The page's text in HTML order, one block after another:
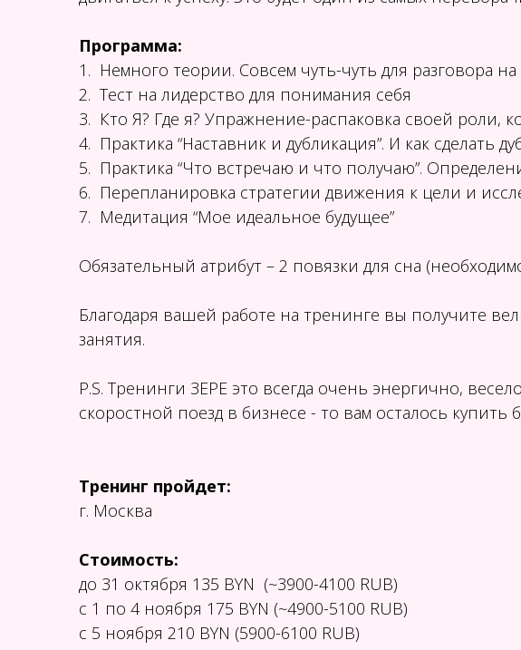
Программа:
1. Немного теории. Совсем чуть-чуть для разговора
2. Тест на лидерство для понимания себя
3. Кто Я? Где я? Упражнение-распаковка своей роли,
4. Практика “Наставник и дубликация”. И как сделать
5. Практика “Что встречаю и что получаю”.
6. Перепланировка стратегии движения к цели и
7. Медитация “Мое идеальное будущее”
Обязательный атрибут – 2 повязки для сна
Благодаря вашей работе на тренинге вы получите
занятия.
P.S. Тренинги ЗЕРЕ это всегда очень энергично,
скоростной поезд в бизнесе - то вам осталось купить
Тренинг пройдет:
г. Москва
Стоимость:
до 31 октября 135 BYN (~3900-4100 RUB)
с 1 по 4 ноября 175 BYN (~4900-5100 RUB)
c 5 ноября 210 BYN (5900-6100 RUB)